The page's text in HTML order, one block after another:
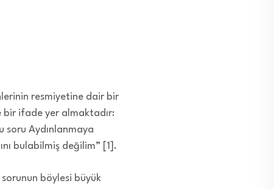
resmiyetine dair bir
bir ifade yer almaktadır:
soru Aydınlanmaya
bulabilmiş değilim” [1].
sorunun böylesi büyük